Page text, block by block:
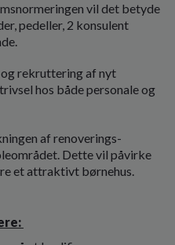
vil det betyde
pedeller, 2 konsulent
rekruttering af nyt
hos både personale og
af renoverings-
Dette vil påvirke
et attraktivt børnehus.